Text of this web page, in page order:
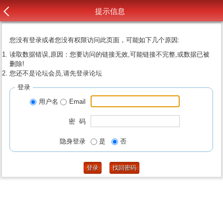
提示信息
您没有登录或者您没有权限访问此页面，可能如下几个原因:
读取数据错误,原因：您要访问的链接无效,可能链接不完整,或数据已被
删除!
您还不是论坛会员,请先登录论坛
登录
用户名
Email
密 码
隐身登录 是 否